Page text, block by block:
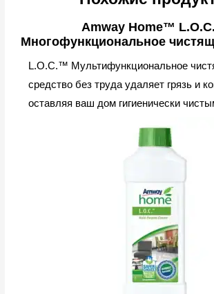
Amway Home™
Многофункциональное
L.O.C.™ Мультифункциональное
средство без труда удаляет грязь и
оставляя ваш дом гигиенически